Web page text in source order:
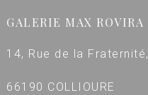
GALERIE MAX ROVIRA
14, Rue de la Fraternité,
66190 COLLIOURE